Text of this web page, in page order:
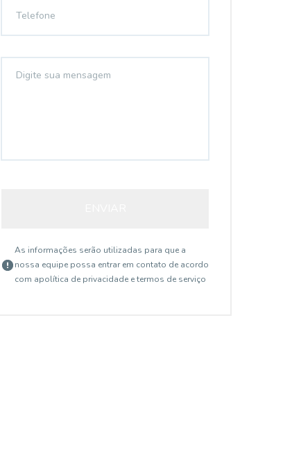
As informações serão utilizadas para que a
nossa equipe possa entrar em contato de acordo
com apolítica de privacidade e termos de serviço